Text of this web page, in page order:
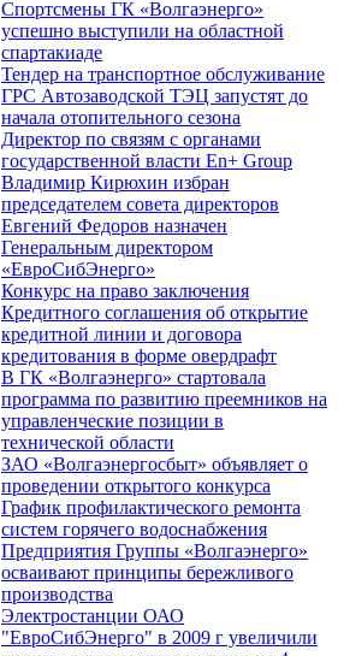
Спортсмены ГК «Волгаэнерго»
успешно выступили на областной
спартакиаде
Тендер на транспортное обслуживание
ГРС Автозаводской ТЭЦ запустят до
начала отопительного сезона
Директор по связям с органами
государственной власти En+ Group
Владимир Кирюхин избран
председателем совета директоров
Евгений Федоров назначен
Генеральным директором
«ЕвроСибЭнерго»
Конкурс на право заключения
Кредитного соглашения об открытие
кредитной линии и договора
кредитования в форме овердрафт
В ГК «Волгаэнерго» стартовала
программа по развитию преемников на
управленческие позиции в
технической области
ЗАО «Волгаэнергосбыт» объявляет о
проведении открытого конкурса
График профилактического ремонта
систем горячего водоснабжения
Предприятия Группы «Волгаэнерго»
осваивают принципы бережливого
производства
Электростанции ОАО
"ЕвроСибЭнерго" в 2009 г увеличили